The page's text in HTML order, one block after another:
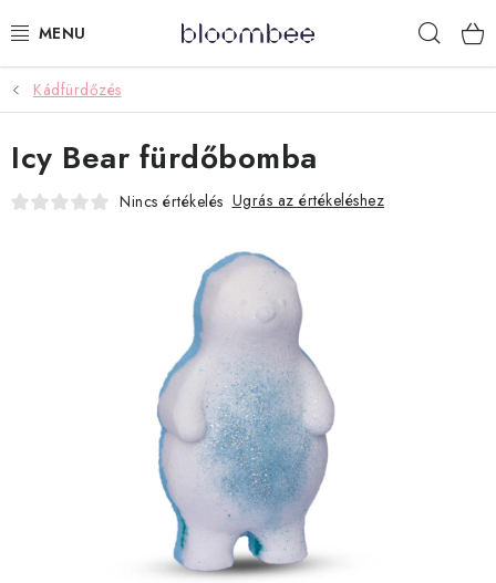
tartalomhoz
KÁDFÜRDŐZÉS
AJÁNDÉKCSOMAGOK
ZUHANYOZÁS
ILLATGYERTYÁK ÉS VIASZOK
LIMITÁLT TERMÉKEK
LÉPJ VELÜNK KAPCSOLATBA
Általános szerződési feltételek
Visszatérítés és termékvisszaküldés
Ismerd meg a Bloombeet!
Kádfürdőzés
Icy Bear fürdőbomba
Nincs értékelés Ugrás az értékeléshez